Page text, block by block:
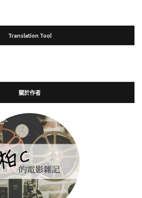
Translation Tool
關於作者